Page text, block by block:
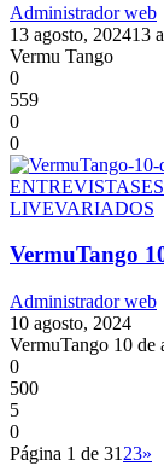
Administrador web
13 agosto, 202413
Vermu Tango
0
559
0
0
ENTREVISTAS
LIVEVARIADOS
VermuTango
Administrador web
10 agosto, 2024
VermuTango 10 de
0
500
5
0
Página 1 de 31 23»